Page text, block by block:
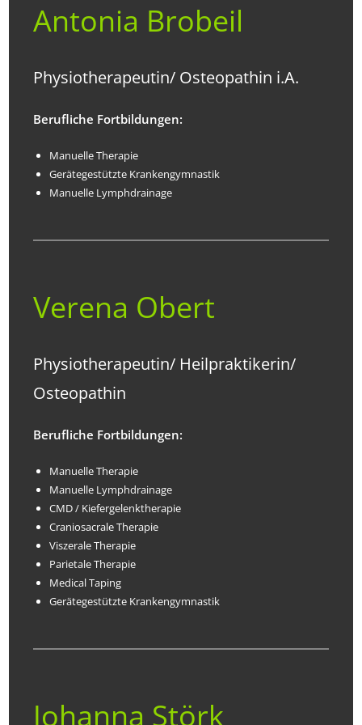
Antonia Brobeil
Physiotherapeutin/ Osteopathin i.A.
Berufliche Fortbildungen:
Manuelle Therapie
Gerätegestützte Krankengymnastik
Manuelle Lymphdrainage
Verena Obert
Physiotherapeutin/ Heilpraktikerin/
Osteopathin
Berufliche Fortbildungen:
Manuelle Therapie
Manuelle Lymphdrainage
CMD / Kiefergelenktherapie
Craniosacrale Therapie
Viszerale Therapie
Parietale Therapie
Medical Taping
Gerätegestützte Krankengymnastik
Johanna Störk